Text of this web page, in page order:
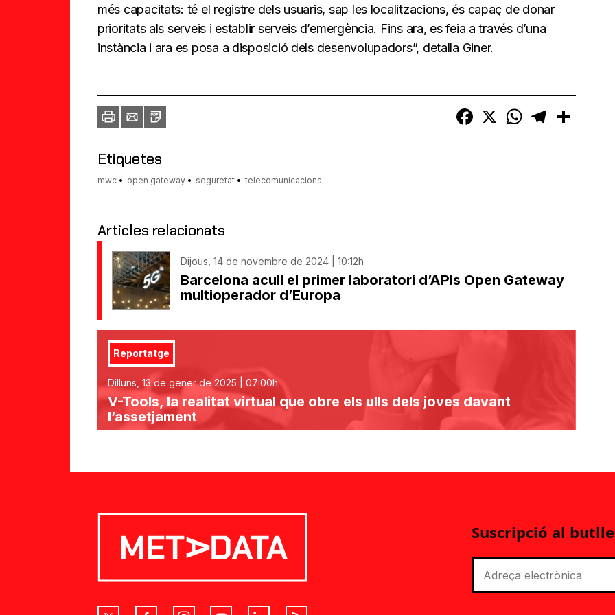
més capacitats: té el registre dels usuaris, sap les localitzacions, és capaç de donar
prioritats als serveis i establir serveis d’emergència. Fins ara, es feia a través d’una
instància i ara es posa a disposició dels desenvolupadors”, detalla Giner.
ImprimirEnvia
un
PDF Facebook
X WhatsAppTelegram
Etiquetes
mwc open gateway seguretat telecomunicacions
Articles relacionats
Dijous, 14 de novembre de 2024 | 10:12h
Barcelona acull el primer laboratori d’APIs Open Gateway
multioperador d’Europa
Reportatge
Dilluns, 13 de gener de 2025 | 07:00h
V-Tools, la realitat virtual que obre els ulls dels joves davant
l’assetjament
Suscripció al